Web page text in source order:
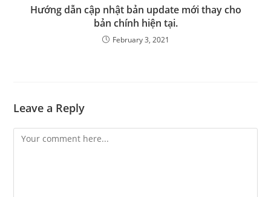
Hướng dẫn cập nhật bản update mới thay cho
bản chính hiện tại.
February 3, 2021
Leave a Reply
Comment